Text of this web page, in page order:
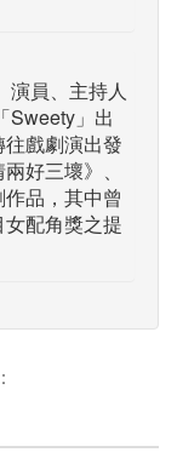
演員、主持人
Sweety」出
戲劇演出發
好三壞》、
作品，其中曾
配角獎之提